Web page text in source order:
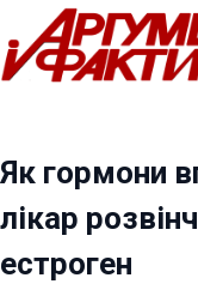
Перейти
до
вмісту
Як гормони
лікар
естроген